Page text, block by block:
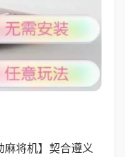
麻将机】契合遵义